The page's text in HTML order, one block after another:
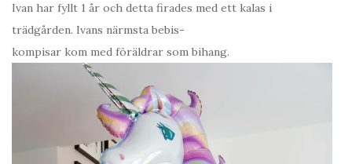
Ivan har fyllt 1 år och detta firades med ett kalas i
trädgården. Ivans närmsta bebis-
kompisar kom med föräldrar som bihang.